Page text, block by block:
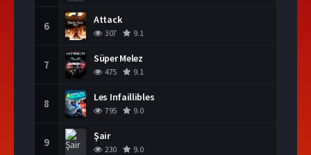
6 Attack
307 9.1
7 Süper Melez
475 9.1
8 Les Infaillibles
795 9.0
9 Şair
230 9.0